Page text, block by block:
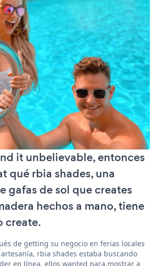
it unbelievable, entonces
qué rbia shades, una
gafas de sol que creates
hechos a mano, tiene
create.
de getting su negocio en ferias locales
rbia shades estaba buscando
en línea. ellos wanted para mostrar a